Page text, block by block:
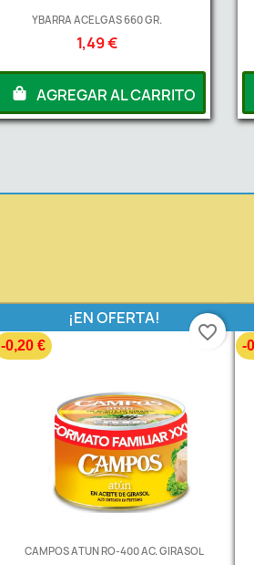
YBARRA ACELGAS 660 GR.
1,49 €
AGREGAR AL CARRITO
CAMPOS ATUN RO-400 AC. GIRASOL
¡EN OFERTA!
-0,20 €
favorite_border
-